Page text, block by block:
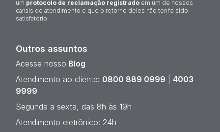
um protocolo de reclamação registrado em um de nossos
canais de atendimento e que o retorno deles não tenha sido
satisfatório.
Outros assuntos
Acesse nosso Blog
Atendimento ao cliente: 0800 889 0999
4003
9999
Segunda a sexta, das 8h às 19h
Atendimento eletrônico: 24h